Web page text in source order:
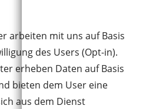
arbeiten mit uns auf Basis
des Users (Opt-in).
erheben Daten auf Basis
bieten dem User eine
aus dem Dienst